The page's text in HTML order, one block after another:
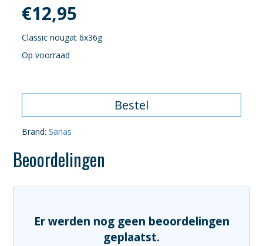
€12,95
Classic nougat 6x36g
Op voorraad
Bestel
Brand:Sanas
Beoordelingen
Er werden nog geen beoordelingen
geplaatst.